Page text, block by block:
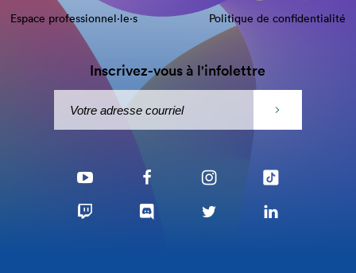
Espace professionnel·le⋅s
Politique de confidentialité
Inscrivez-vous à l'infolettre